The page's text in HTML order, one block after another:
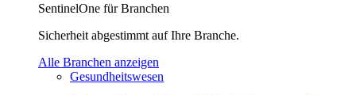
SentinelOne für Branchen
Sicherheit abgestimmt auf Ihre Branche.
Alle Branchen anzeigen
Gesundheitswesen